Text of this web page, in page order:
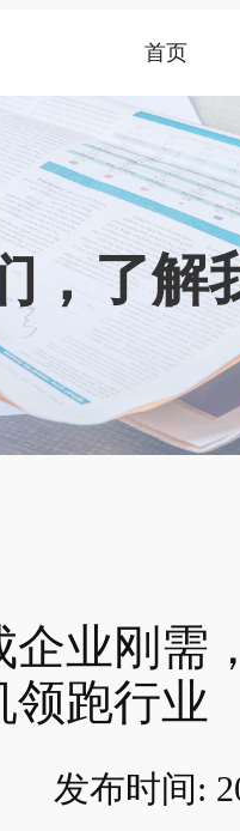
首页
，了解
企业刚需
领跑行业
发布时间: